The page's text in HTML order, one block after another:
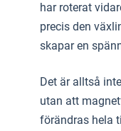
har roterat
precis den
skapar en
Det är alltså
utan att
förändras hela